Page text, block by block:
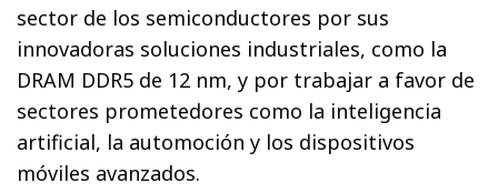
sector de los semiconductores por sus
innovadoras soluciones industriales, como la
DRAM DDR5 de 12 nm, y por trabajar a favor de
sectores prometedores como la inteligencia
artificial, la automoción y los dispositivos
móviles avanzados.